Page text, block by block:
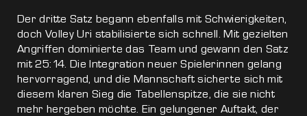
Der dritte Satz begann ebenfalls mit Schwierigkeiten,
doch Volley Uri stabilisierte sich schnell. Mit gezielten
Angriffen dominierte das Team und gewann den Satz
mit 25:14. Die Integration neuer Spielerinnen gelang
hervorragend, und die Mannschaft sicherte sich mit
diesem klaren Sieg die Tabellenspitze, die sie nicht
mehr hergeben möchte. Ein gelungener Auftakt, der